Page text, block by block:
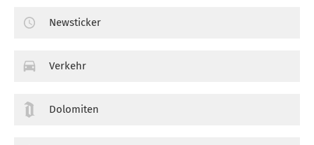
Newsticker
Verkehr
Dolomiten